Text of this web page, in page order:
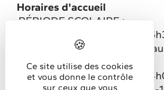
Horaires d'accueil
PÉRIODE SCOLAIRE :
br> Lundi : 11h45-13h15 et
Mardi,: 15h30-16h30
16h30-19h30
Mercredi : 9h30-12h00 et
Ce site utilise des cookies
et vous donne le contrôle
sur ceux que vous